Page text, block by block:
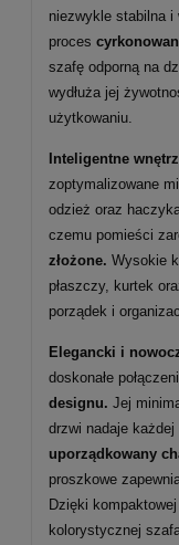
niezwykle stabilna i
proces
szafę odporną na
wydłuża jej
użytkowaniu.
Inteligentne
zoptymalizowane
odzież oraz
czemu pomieści
złożone. Wysokie
płaszczy, kurtek
porządek i
Elegancki i
doskonałe
designu. Jej
drzwi nadaje każdej
uporządkowany
proszkowe
Dzięki
kolorystycznej